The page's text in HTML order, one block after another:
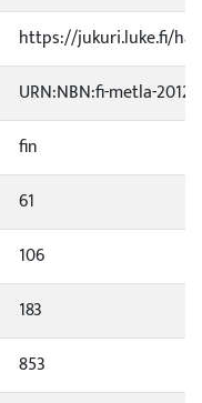
https://jukuri.luke.fi/
URN:NBN:fi-metla-
fin
61
106
183
853